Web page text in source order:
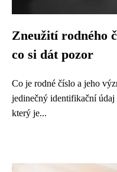
Zneužití rodného
co si dát pozor
Co je rodné číslo a jeho
jedinečný identifikační údaj
který je...